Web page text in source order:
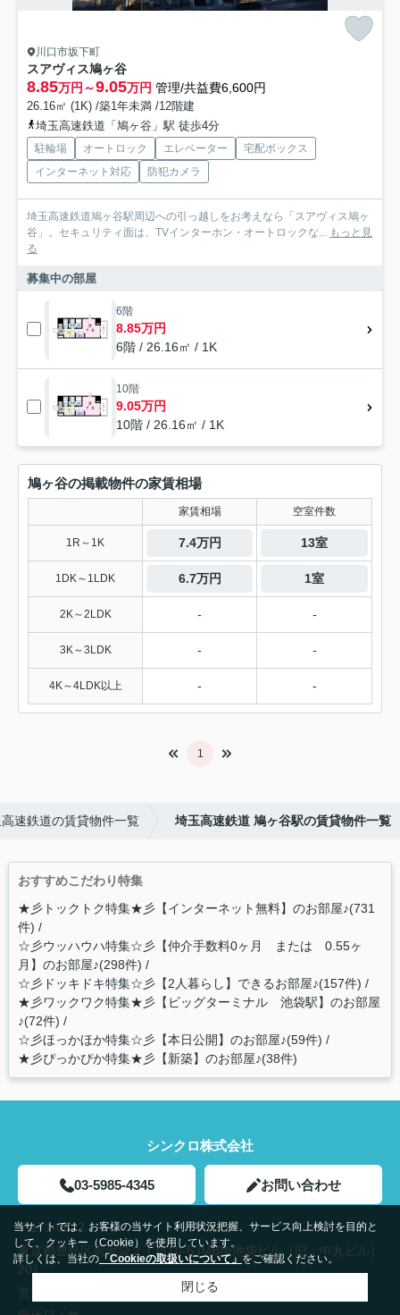
川口市坂下町
スアヴィス鳩ヶ谷
8.85万円～9.05万円 管理/共益費6,600円
26.16㎡ (1K) /築1年未満 /12階建
埼玉高速鉄道「鳩ヶ谷」駅 徒歩4分
駐輪場 オートロック エレベーター
宅配ボックス
インターネット対応
防犯カメラ
埼玉高速鉄道鳩ヶ谷駅周辺への引っ越しをお考えなら「スアヴィス鳩ヶ
谷」。セキュリティ面は、TVインターホン・オートロックな...
もっと見
る
募集中の部屋
6階
8.85万円
6階 / 26.16㎡ / 1K
10階
9.05万円
10階 / 26.16㎡ / 1K
鳩ヶ谷の掲載物件の家賃相場
家賃相場 空室件数
1R～1K 7.4万円 13室
1DK～1LDK 6.7万円 1室
2K～2LDK - -
3K～3LDK - -
4K～4LDK以上 - -
1
速鉄道の賃貸物件一覧 埼玉高速鉄道 鳩ヶ谷駅の賃貸物件一覧
おすすめこだわり特集
★彡トックトク特集★彡【インターネット無料】のお部屋♪(731
件)
☆彡ウッハウハ特集☆彡【仲介手数料0ヶ月 または 0.55ヶ
月】のお部屋♪(298件)
☆彡ドッキドキ特集☆彡【2人暮らし】できるお部屋♪(157件)
★彡ワックワク特集★彡【ビッグターミナル 池袋駅】のお部屋
♪(72件)
☆彡ほっかほか特集☆彡【本日公開】のお部屋♪(59件)
★彡ぴっかぴか特集★彡【新築】のお部屋♪(38件)
シンクロ株式会社
03-5985-4345 お問い合わせ
〒171-0022
東京都豊島区南池袋２丁目10-5 IMB南池袋ビル（旧：中丸ビル）
201
営業時間：
当サイトでは、お客様の当サイト利用状況把握、サービス向上検討を目的と
して、クッキー（Cookie）を使用しています。
詳しくは、当社の 「Cookieの取扱いについて」 をご確認ください。
閉じる